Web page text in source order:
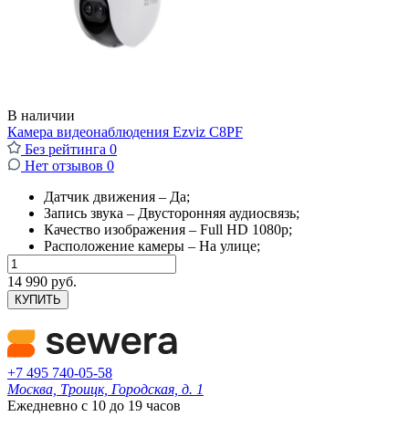
В наличии
Камера видеонаблюдения Ezviz C8PF
Без рейтинга 0
Нет отзывов 0
Датчик движения – Да;
Запись звука – Двусторонняя аудиосвязь;
Качество изображения – Full HD 1080p;
Расположение камеры – На улице;
14 990 руб.
КУПИТЬ
+7 495 740-05-58
Москва, Троицк, Городская, д. 1
Ежедневно с 10 до 19 часов